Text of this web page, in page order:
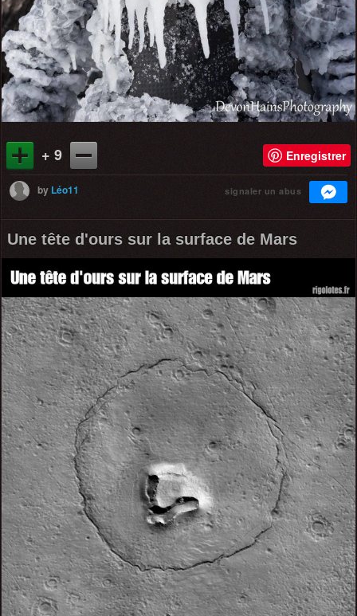
+ 9 Enregistrer
by Léo11 signaler un abus
Une tête d'ours sur la surface de Mars